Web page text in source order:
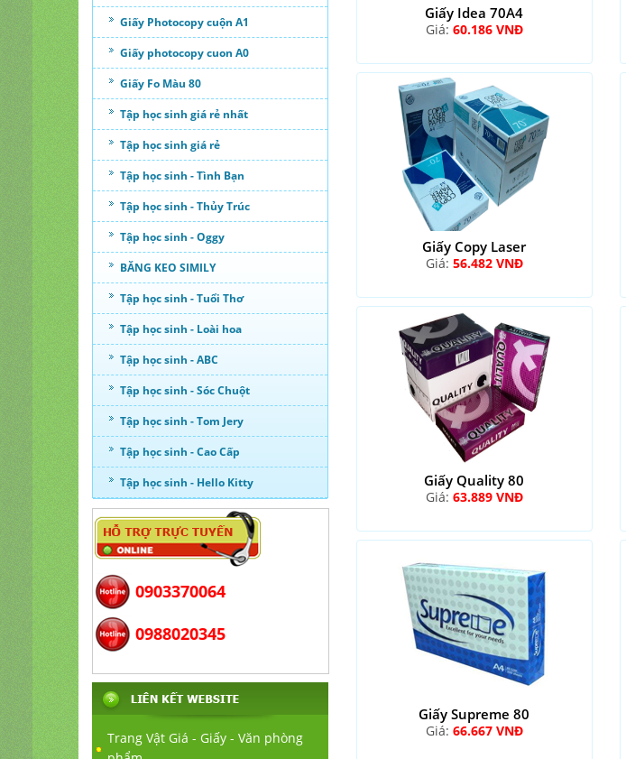
Giấy Photocopy cuộn A1
Giấy photocopy cuon A0
Giấy Fo Màu 80
Tập học sinh giá rẻ nhất
Tập học sinh giá rẻ
Tập học sinh - Tình Bạn
Tập học sinh - Thủy Trúc
Tập học sinh - Oggy
BĂNG KEO SIMILY
Tập học sinh - Tuổi Thơ
Tập học sinh - Loài hoa
Tập học sinh - ABC
Tập học sinh - Sóc Chuột
Tập học sinh - Tom Jery
Tập học sinh - Cao Cấp
Tập học sinh - Hello Kitty
0903370064
0988020345
Trang Vật Giá - Giấy - Văn phòng
Giấy Idea 70A4
Giá: 60.186 VNĐ
Giấy Copy Laser
Giá: 56.482 VNĐ
Giấy Quality 80
Giá: 63.889 VNĐ
Giấy Supreme 80
Giá: 66.667 VNĐ